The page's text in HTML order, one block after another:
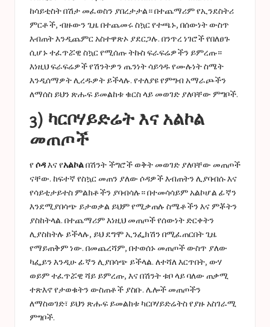
ከሳይቲስት በሽታ መፈወስን ያበረታታል። በተጨማሪም የኢንደስትሪ
ምርቶች, ብዙውን ጊዜ በተጨመሩ ስኳር የተጫኑ, በሰውነት ውስጥ
እብጠት እንዲጨምር አስተዋጽኦ ያደርጋሉ. በንጥረ ነገሮች የበለፀጉ
ሲሆኑ ተፈጥሯዊ ስኳር የሚሰጡ ትኩስ ፍራፍሬዎችን ይምረጡ።
እነዚህ ፍራፍሬዎች የሽንትዎን ጤንነት ሳይጎዱ የሙሉነት ስሜት
እንዲሰማዎት ሊረዱዎት ይችላሉ. የተለያዩ የምግብ አማራጮችን
ለማሰስ ይህን ጽሑፍ ይመልከቱ ቁርስ ላይ መወገድ ያለባቸው ምግቦች.
3) ካርቦሃይድሬት እና አልኮል
መጠጦች
የሶዳእና የአልኮልበሽንት ችግሮች ወቅት መወገድ ያለባቸው መጠጦች
ናቸው. ከፍተኛ የስኳር መጠን ያለው ሶዳዎች እብጠትን ሊያባብሱ እና
የሳይቲታይተስ ምልክቶችን ያባብሳሉ። በተመሳሳይም አልኮሆል ፊኛን
እንደሚያበሳጭ ይታወቃል ይህም የሚቃጠሉ ስሜቶችን እና ምቾትን
ያስከትላል. በተጨማሪም እነዚህ መጠጦች የሰውነት ድርቀትን
ሊያስከትሉ ይችላሉ, ይህ ደግሞ ኢንፌክሽን በሚፈጠርበት ጊዜ
የማይጠቅም ነው. በመጨረሻም, በተወሰኑ መጠጦች ውስጥ ያለው
ካፌይን እንዲሁ ፊኛን ሊያበሳጭ ይችላል. ለተሻለ እርጥበት, ውሃ
ወይም ተፈጥሯዊ ሻይ ይምረጡ, እና በሽንት ቱቦ ላይ ባለው ጠቃሚ
ተጽእኖ የታወቁትን ውስጠቶች ያስቡ. ሌሎች መጠጦችን
ለማስወገድ፣ ይህን ጽሑፍ ይመልከቱ ካርቦሃይድሬትስ የያዙ አስገራሚ
ምግቦች.